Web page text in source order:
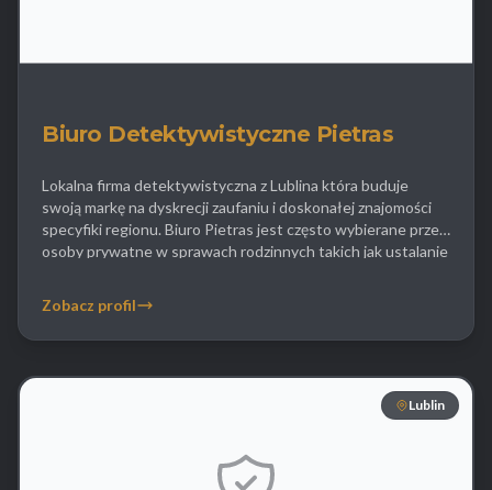
Biuro Detektywistyczne Pietras
Lokalna firma detektywistyczna z Lublina która buduje
swoją markę na dyskrecji zaufaniu i doskonałej znajomości
specyfiki regionu. Biuro Pietras jest często wybierane przez
osoby prywatne w sprawach rodzinnych takich jak ustalanie
sprawy indywidualnie oferując wsparcie nie tylko
operacyjne ale i doradcze. W ofercie […]
Zobacz profil
Lublin